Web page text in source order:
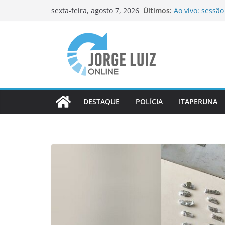
sexta-feira, agosto 7, 2026 Últimos: Ao vivo:
Homem é
Colégio
novos
DESTAQUE POLÍCIA ITAPERUNA